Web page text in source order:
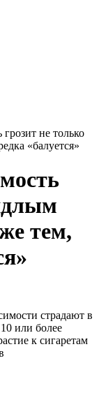
не только
«балуется»
тем,
страдают в
или более
к сигаретам